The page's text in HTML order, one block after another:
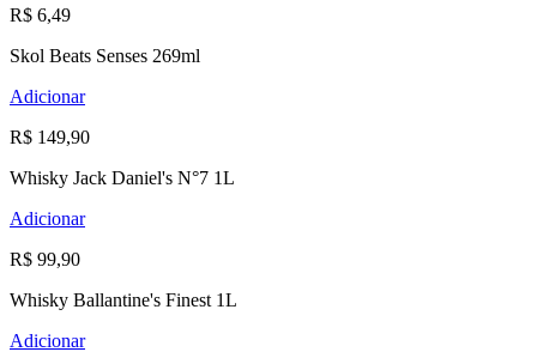
R$ 6,49
Skol Beats Senses 269ml
Adicionar
R$ 149,90
Whisky Jack Daniel's N°7 1L
Adicionar
R$ 99,90
Whisky Ballantine's Finest 1L
Adicionar